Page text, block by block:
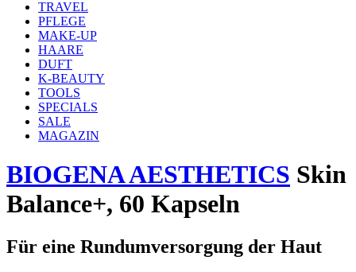
TRAVEL
PFLEGE
MAKE-UP
HAARE
DUFT
K-BEAUTY
TOOLS
SPECIALS
SALE
MAGAZIN
BIOGENA AESTHETICS Skin
Balance+, 60 Kapseln
Für eine Rundumversorgung der Haut